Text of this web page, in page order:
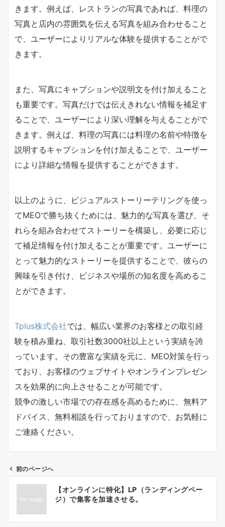
きます。例えば、レストランの写真であれば、料理の
写真と店内の雰囲気を伝える写真を組み合わせること
で、ユーザーによりリアルな体験を提供することがで
きます。
また、写真にキャプションや説明文を付け加えること
も重要です。写真だけでは伝えきれない情報を補足す
ることで、ユーザーにより深い理解を与えることがで
きます。例えば、料理の写真には料理の名前や特徴を
説明するキャプションを付け加えることで、ユーザー
により詳細な情報を提供することができます。
以上のように、ビジュアルストーリーテリングを使っ
てMEOで勝ち抜くためには、魅力的な写真を選び、そ
れらを組み合わせてストーリーを構築し、必要に応じ
て補足情報を付け加えることが重要です。ユーザーに
とって魅力的なストーリーを提供することで、彼らの
興味を引き付け、ビジネスや場所の知名度を高めるこ
とができます。
Tplus株式会社では、幅広い業界のお客様との取引経
験を積み重ね、取引社数3000社以上という実績を誇
っています。その豊富な実績を元に、MEO対策を行っ
ており、お客様のウェブサイトやオンラインプレゼン
スを効果的に向上させることが可能です。
競争の激しい市場での存在感を高めるために、無料ア
ドバイス、無料相談を行っておりますので、お気軽に
ご連絡ください。
前のページへ
【オンラインに特化】LP（ランディングペー
ジ）で集客を加速させる。